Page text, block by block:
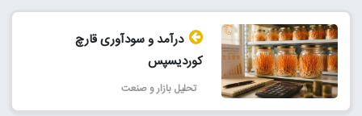
درآمد و سودآوری قارچ
کوردیسپس
تحلیل بازار و صنعت